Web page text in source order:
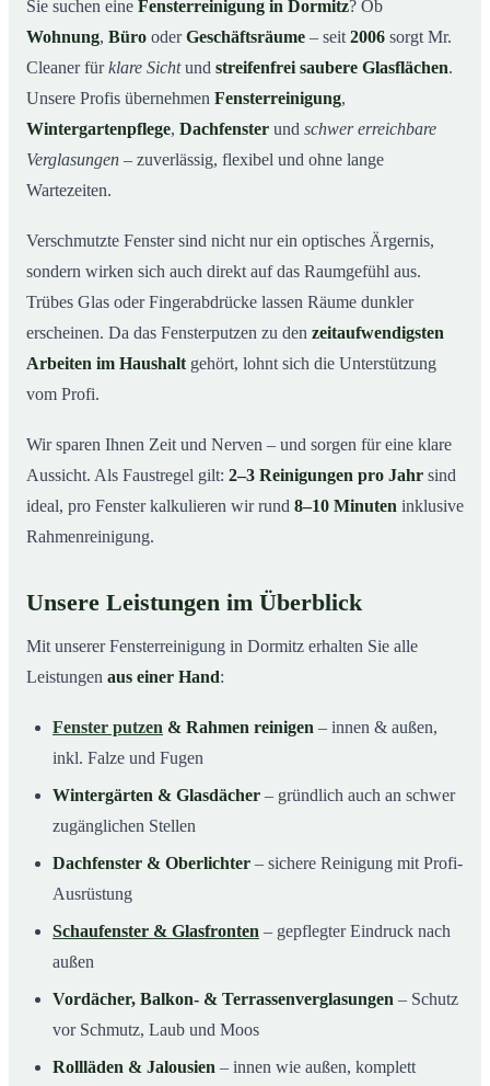
04So funktioniert’s
05Fensterreinigung in Dormitz und Umgebung
Jetzt kostenloses Angebot einholen
So arbeiten unsere Reinigungskräfte bei einer
Fensterreinigung in Dormitz
Sie suchen eine Fensterreinigung in Dormitz? Ob
Wohnung, Büro oderGeschäftsräume – seit 2006 sorgt Mr.
Cleaner fürklare Sichtund streifenfrei saubere Glasflächen.
Unsere Profis übernehmen Fensterreinigung,
Wintergartenpflege, Dachfenster und schwer erreichbare
Verglasungen – zuverlässig, flexibel und ohne lange
Wartezeiten.
Verschmutzte Fenster sind nicht nur ein optisches Ärgernis,
sondern wirken sich auch direkt auf das Raumgefühl aus.
Trübes Glas oder Fingerabdrücke lassen Räume dunkler
erscheinen. Da das Fensterputzen zu den zeitaufwendigsten
Arbeiten im Haushalt gehört, lohnt sich die Unterstützung
vom Profi.
Wir sparen Ihnen Zeit und Nerven – und sorgen für eine klare
Aussicht. Als Faustregel gilt: 2–3 Reinigungen pro Jahr sind
ideal, pro Fenster kalkulieren wir rund 8–10 Minuten inklusive
Rahmenreinigung.
Unsere Leistungen im Überblick
Mit unserer Fensterreinigung in Dormitz erhalten Sie alle
Leistungen aus einer Hand:
Fenster putzen & Rahmen reinigen – innen & außen,
inkl. Falze und Fugen
Wintergärten & Glasdächer – gründlich auch an schwer
zugänglichen Stellen
Dachfenster & Oberlichter – sichere Reinigung mit Profi-
Ausrüstung
Schaufenster & Glasfronten – gepflegter Eindruck nach
außen
Vordächer, Balkon- & Terrassenverglasungen – Schutz
vor Schmutz, Laub und Moos
Rollläden & Jalousien – innen wie außen, komplett